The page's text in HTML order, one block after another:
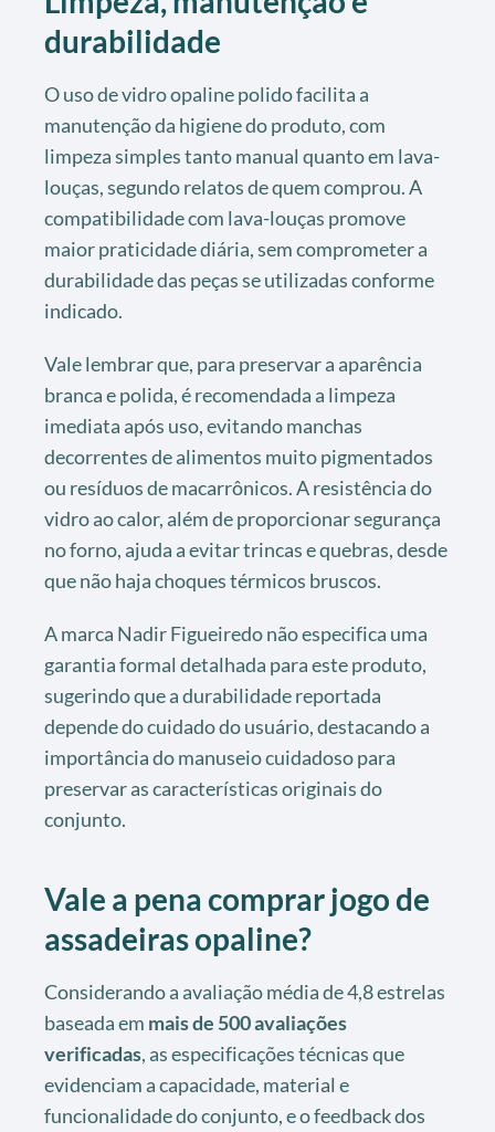
durabilidade
O uso de vidro opaline polido facilita a
manutenção da higiene do produto, com
limpeza simples tanto manual quanto em lava-
louças, segundo relatos de quem comprou. A
compatibilidade com lava-louças promove
maior praticidade diária, sem comprometer a
durabilidade das peças se utilizadas conforme
indicado.
Vale lembrar que, para preservar a aparência
branca e polida, é recomendada a limpeza
imediata após uso, evitando manchas
decorrentes de alimentos muito pigmentados
ou resíduos de macarrônicos. A resistência do
vidro ao calor, além de proporcionar segurança
no forno, ajuda a evitar trincas e quebras, desde
que não haja choques térmicos bruscos.
A marca Nadir Figueiredo não especifica uma
garantia formal detalhada para este produto,
sugerindo que a durabilidade reportada
depende do cuidado do usuário, destacando a
importância do manuseio cuidadoso para
preservar as características originais do
conjunto.
Vale a pena comprar jogo de
assadeiras opaline?
Considerando a avaliação média de 4,8 estrelas
baseada em mais de 500 avaliações
verificadas, as especificações técnicas que
evidenciam a capacidade, material e
funcionalidade do conjunto, e o feedback dos